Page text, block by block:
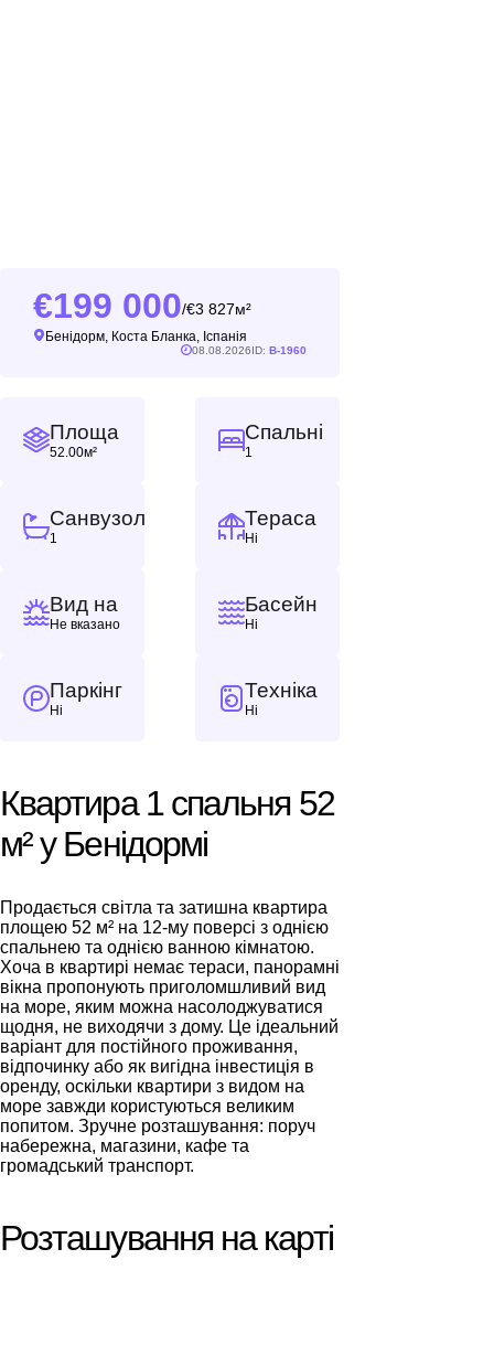
199 000/ 3 827м²
Бенідорм, Коста Бланка, Іспанія
08.08.2026ID: B-1960
Площа
52.00м²
Спальні
1
Санвузол
1
Тераса
Ні
Вид на
Не вказано
Басейн
Ні
Паркінг
Ні
Техніка
Ні
Квартира 1 спальня 52
м² у Бенідормі
Продається світла та затишна квартира
площею 52 м² на 12-му поверсі з однією
спальнею та однією ванною кімнатою.
Хоча в квартирі немає тераси, панорамні
вікна пропонують приголомшливий вид
на море, яким можна насолоджуватися
щодня, не виходячи з дому. Це ідеальний
варіант для постійного проживання,
відпочинку або як вигідна інвестиція в
оренду, оскільки квартири з видом на
море завжди користуються великим
попитом. Зручне розташування: поруч
набережна, магазини, кафе та
громадський транспорт.
Розташування на карті